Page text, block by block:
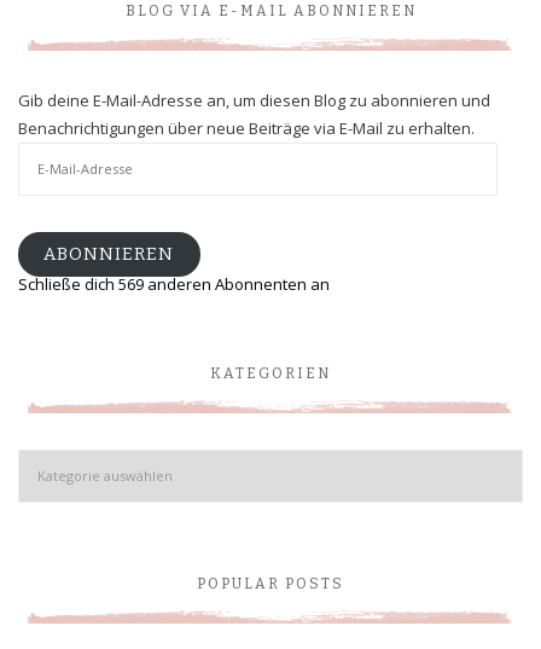
BLOG VIA E-MAIL ABONNIEREN
Gib deine E-Mail-Adresse an, um diesen Blog zu abonnieren und
Benachrichtigungen über neue Beiträge via E-Mail zu erhalten.
ABONNIEREN
Schließe dich 569 anderen Abonnenten an
KATEGORIEN
Kategorien
POPULAR POSTS